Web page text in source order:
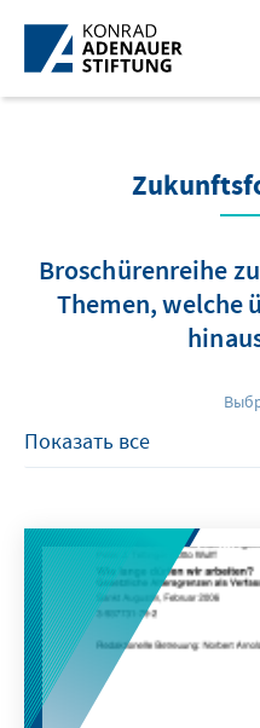
Skip to Main Content
Broschürenreihe
Themen, welche